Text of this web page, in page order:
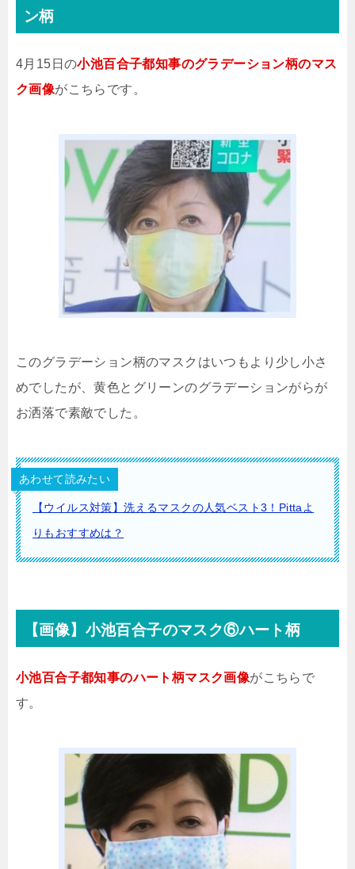
ン柄
4月15日の小池百合子都知事のグラデーション柄のマス
ク画像がこちらです。
このグラデーション柄のマスクはいつもより少し小さ
めでしたが、黄色とグリーンのグラデーションがらが
お洒落で素敵でした。
あわせて読みたい
【ウイルス対策】洗えるマスクの人気ベスト3！Pittaよ
りもおすすめは？
【画像】小池百合子のマスク⑥ハート柄
小池百合子都知事のハート柄マスク画像がこちらで
す。